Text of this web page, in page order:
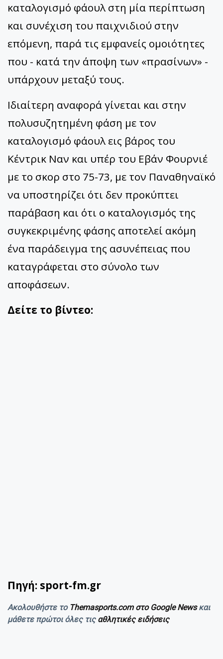
καταλογισμό φάουλ στη μία περίπτωση
και συνέχιση του παιχνιδιού στην
επόμενη, παρά τις εμφανείς ομοιότητες
που - κατά την άποψη των «πρασίνων» -
υπάρχουν μεταξύ τους.
Ιδιαίτερη αναφορά γίνεται και στην
πολυσυζητημένη φάση με τον
καταλογισμό φάουλ εις βάρος του
Κέντρικ Ναν και υπέρ του Εβάν Φουρνιέ
με το σκορ στο 75-73, με τον Παναθηναϊκό
να υποστηρίζει ότι δεν προκύπτει
παράβαση και ότι ο καταλογισμός της
συγκεκριμένης φάσης αποτελεί ακόμη
ένα παράδειγμα της ασυνέπειας που
καταγράφεται στο σύνολο των
αποφάσεων.
Δείτε το βίντεο:
Πηγή: sport-fm.gr
Ακολουθήστε το Themasports.com στο Google Newsκαι
μάθετε πρώτοι όλες τις αθλητικές ειδήσεις